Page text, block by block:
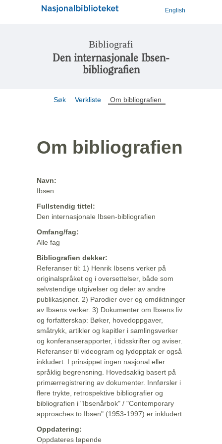
English
Bibliografi
Den internasjonale Ibsen-
bibliografien
Søk Verkliste Om bibliografien
Om bibliografien
Navn:
Ibsen
Fullstendig tittel:
Den internasjonale Ibsen-bibliografien
Omfang/fag:
Alle fag
Bibliografien dekker:
Referanser til: 1) Henrik Ibsens verker på
originalspråket og i oversettelser, både som
selvstendige utgivelser og deler av andre
publikasjoner. 2) Parodier over og omdiktninger
av Ibsens verker. 3) Dokumenter om Ibsens liv
og forfatterskap: Bøker, hovedoppgaver,
småtrykk, artikler og kapitler i samlingsverker
og konferanserapporter, i tidsskrifter og aviser.
Referanser til videogram og lydopptak er også
inkludert. I prinsippet ingen nasjonal eller
språklig begrensning. Hovedsaklig basert på
primærregistrering av dokumenter. Innførsler i
flere trykte, retrospektive bibliografier og
bibliografien i "Ibsenårbok" / "Contemporary
approaches to Ibsen" (1953-1997) er inkludert.
Oppdatering:
Oppdateres løpende